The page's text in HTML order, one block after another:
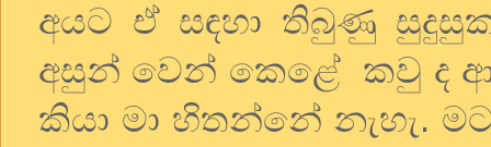
අයට ඒ සඳහා තිබුණු
අසුන් වෙන් කෙළේ කවු ද
කියා මා හිතන්නේ නැහැ.